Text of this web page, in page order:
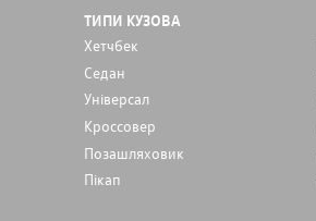
ТИПИ КУЗОВА
Хетчбек
Седан
Унiверсал
Кроссовер
Позашляховик
Пікап